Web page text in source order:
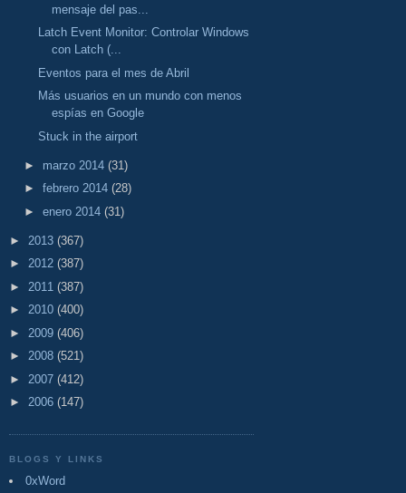
mensaje del pas...
Latch Event Monitor: Controlar Windows
con Latch (...
Eventos para el mes de Abril
Más usuarios en un mundo con menos
espías en Google
Stuck in the airport
► marzo 2014 (31)
► febrero 2014 (28)
► enero 2014 (31)
► 2013 (367)
► 2012 (387)
► 2011 (387)
► 2010 (400)
► 2009 (406)
► 2008 (521)
► 2007 (412)
► 2006 (147)
BLOGS Y LINKS
0xWord